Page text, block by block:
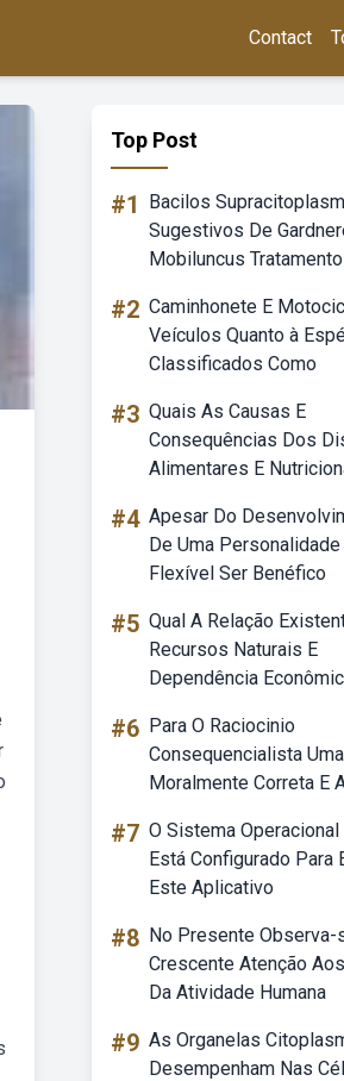
Contact
Top Post
#1
Bacilos
Sugestivos De
Mobiluncus Tratamento
#2 Caminhonete E
Veículos Quanto à
Classificados Como
#3 Quais As Causas E
Consequências Dos
Alimentares E
#4 Apesar Do
De Uma
Flexível Ser Benéfico
#5 Qual A Relação
Recursos Naturais E
Dependência
#6 Para O Raciocinio
Consequencialista
Moralmente Correta E
#7 O Sistema Operacional
Está Configurado Para
Este Aplicativo
#8 No Presente Observa-
Crescente Atenção
Da Atividade Humana
#9 As Organelas
Desempenham Nas